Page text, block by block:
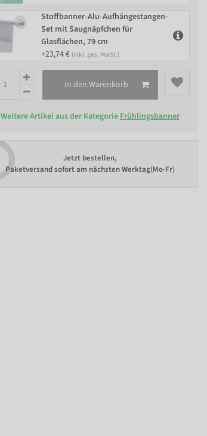
Stoffbanner-Alu-Aufhängestangen-
Set mit Saugnäpfchen für
Glasflächen, 79 cm
+23,74 € (inkl. ges. MwSt.)
In den Warenkorb
Weitere Artikel aus der KategorieFrühlingsbanner
Jetzt bestellen,
Paketversand sofort am nächsten Werktag(Mo-Fr)